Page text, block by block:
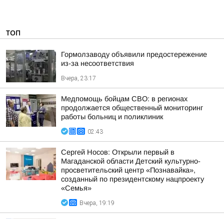
ТОП
Гормолзаводу объявили предостережение
из-за несоответствия
Вчера, 23:17
Медпомощь бойцам СВО: в регионах
продолжается общественный мониторинг
работы больниц и поликлиник
02:43
Сергей Носов: Открыли первый в
Магаданской области Детский культурно-
просветительский центр «Познавайка»,
созданный по президентскому нацпроекту
«Семья»
Вчера, 19:19